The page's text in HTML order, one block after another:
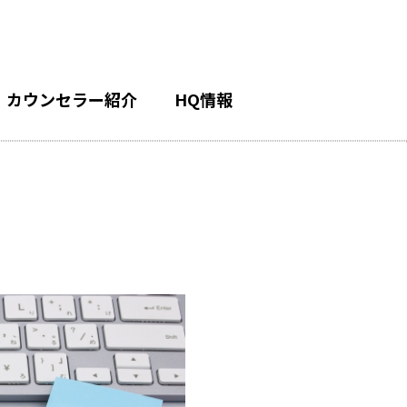
カウンセラー紹介 HQ情報